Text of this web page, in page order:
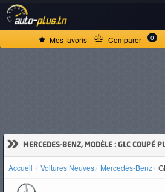
Mes favoris Comparer 0
» MERCEDES-BENZ, MODÈLE : GLC COUPÉ
Accueil Voitures Neuves Mercedes-Benz
ACCUEIL